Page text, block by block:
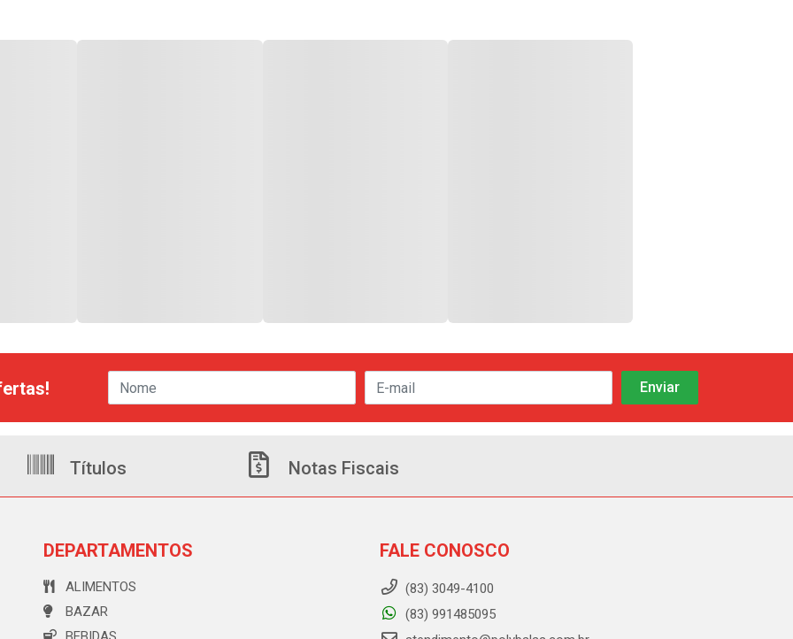
Títulos Notas Fiscais
DEPARTAMENTOS
ALIMENTOS
BAZAR
FALE CONOSCO
(83) 3049-4100
(83) 991485095